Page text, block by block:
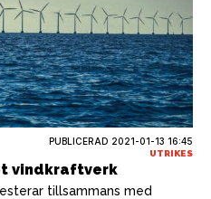
PUBLICERAD 2021-01-13 16:45
UTRIKES
vindkraftverk
tillsammans med